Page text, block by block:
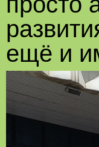
ещё и